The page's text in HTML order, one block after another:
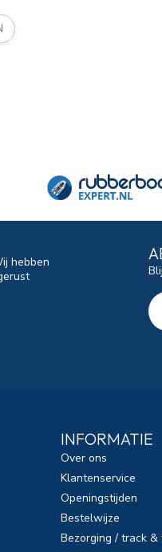
hebben
INFORMATIE
Over ons
Klantenservice
Openingstijden
Bestelwijze
Bezorging / track &